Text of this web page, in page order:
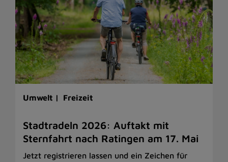
Umwelt | Freizeit
Stadtradeln 2026: Auftakt mit
Sternfahrt nach Ratingen am 17. Mai
Jetzt registrieren lassen und ein Zeichen für